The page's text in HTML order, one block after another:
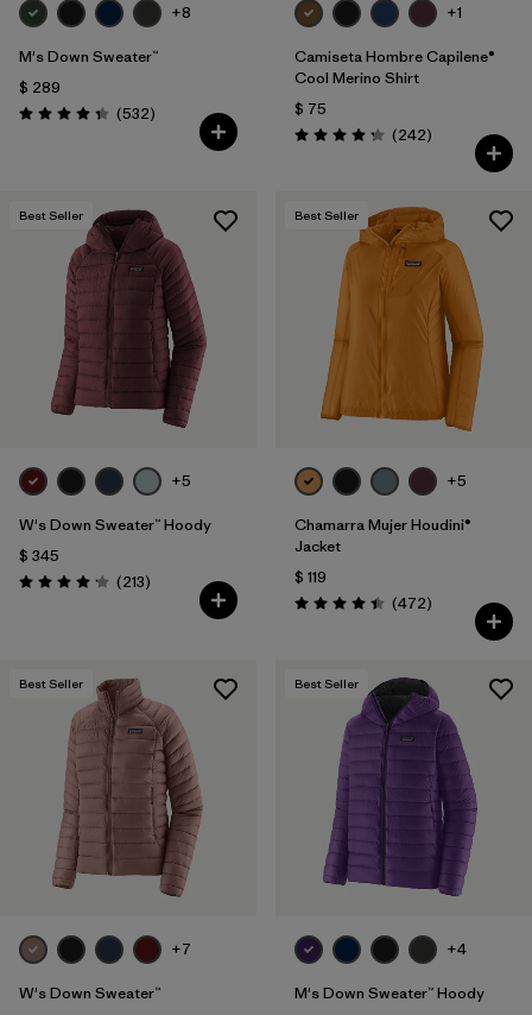
+8
M's Down Sweater™
$ 289
Valoración: 4.4 / 5
(532Comentarios
)
+1
Camiseta Hombre Capilene®
Cool Merino Shirt
$ 75
Valoración: 4.3 / 5
(242Comentarios
)
Best Seller
+5
W's Down Sweater™ Hoody
$ 345
Valoración: 4.2 / 5
(213Comentarios
)
Best Seller
+5
Chamarra Mujer Houdini®
Jacket
$ 119
Valoración: 4.5 / 5
(472Comentarios
)
Best Seller
+7
W's Down Sweater™
Best Seller
+4
M's Down Sweater™ Hoody